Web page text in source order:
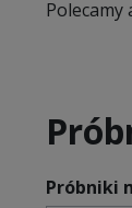
Polecamy
Próbniki